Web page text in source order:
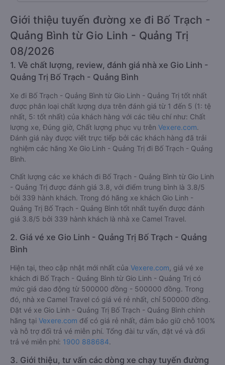
Giới thiệu tuyến đường xe đi Bố Trạch -
Quảng Bình từ Gio Linh - Quảng Trị
08/2026
1. Về chất lượng, review, đánh giá nhà xe Gio Linh -
Quảng Trị Bố Trạch - Quảng Bình
Xe đi Bố Trạch - Quảng Bình từ Gio Linh - Quảng Trị tốt nhất
được phân loại chất lượng dựa trên đánh giá từ 1 đến 5 (1: tệ
nhất, 5: tốt nhất) của khách hàng với các tiêu chí như: Chất
lượng xe, Đúng giờ, Chất lượng phục vụ trên Vexere.com.
Đánh giá này được viết trực tiếp bởi các khách hàng đã trải
nghiệm các hãng Xe Gio Linh - Quảng Trị đi Bố Trạch - Quảng
Bình.
Chất lượng các xe khách đi Bố Trạch - Quảng Bình từ Gio Linh
- Quảng Trị được đánh giá 3.8, với điểm trung bình là 3.8/5
bởi 339 hành khách. Trong đó hãng xe khách Gio Linh -
Quảng Trị Bố Trạch - Quảng Bình tốt nhất tuyến được đánh
giá 3.8/5 bởi 339 hành khách là nhà xe Camel Travel.
2. Giá vé xe Gio Linh - Quảng Trị Bố Trạch - Quảng
Bình
Hiện tại, theo cập nhật mới nhất của Vexere.com , giá vé xe
khách đi Bố Trạch - Quảng Bình từ Gio Linh - Quảng Trị có
mức giá dao động từ 500000 đồng - 500000 đồng. Trong
đó, nhà xe Camel Travel có giá vé rẻ nhất, chỉ 500000 đồng.
Đặt vé xe Gio Linh - Quảng Trị Bố Trạch - Quảng Bình chính
hãng tại Vexere.com để có giá rẻ nhất, đảm bảo giữ chỗ 100%
và hỗ trợ đổi trả vé miễn phí. Tổng đài tư vấn, đặt vé và đổi
trả vé miễn phí: 1900 888684.
3. Giới thiệu, tư vấn các dòng xe chạy tuyến đường